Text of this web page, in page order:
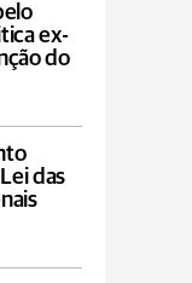
ex-
do
das